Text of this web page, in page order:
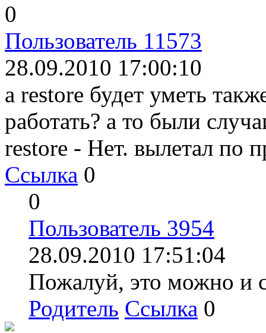
0
Пользователь 11573
28.09.2010 17:00:10
а restore будет уметь
работать? а то были
restore - Нет. вылетал по
Ссылка 0
0
Пользователь 3954
28.09.2010 17:51:04
Пожалуй, это можно и
Родитель Ссылка 0